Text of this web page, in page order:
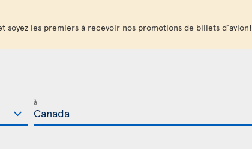
soyez les premiers à recevoir nos promotions de billets d'avion!
à